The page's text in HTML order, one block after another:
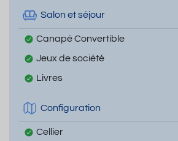
Salon et séjour
Canapé Convertible
Jeux de société
Livres
Configuration
Cellier